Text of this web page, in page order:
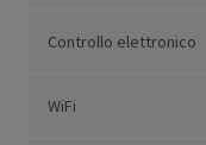
Controllo elettronico
WiFi